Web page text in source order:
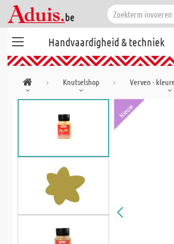
Handvaardigheid & techniek
Knutselshop Verven -
Nieuw